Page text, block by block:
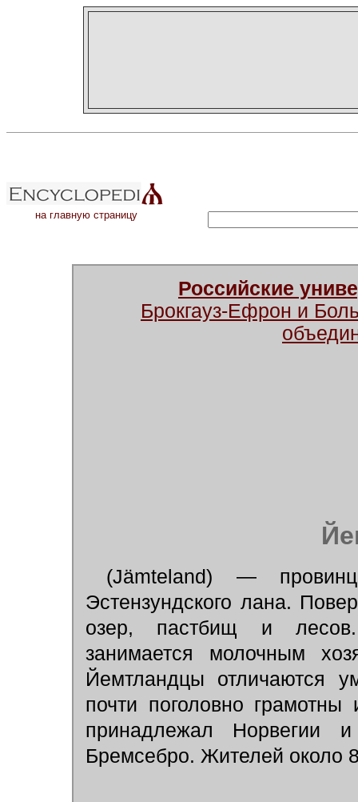
на главную страницу
Российские
Брокгауз-Ефрон и
(Jämteland) —
Эстензундского лана.
озер, пастбищ и
занимается молочным
Йемтландцы отличаются
почти поголовно
принадлежал
Бремсебро. Жителей около